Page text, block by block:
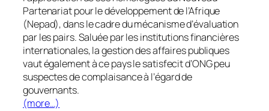
Partenariat pour le développement de l’Afrique
(Nepad), dans le cadre du mécanisme d’évaluation
par les pairs. Saluée par les institutions financières
internationales, la gestion des affaires publiques
vaut également à ce pays le satisfecit d’ONG peu
suspectes de complaisance à l’égard de
gouvernants.
(more…)